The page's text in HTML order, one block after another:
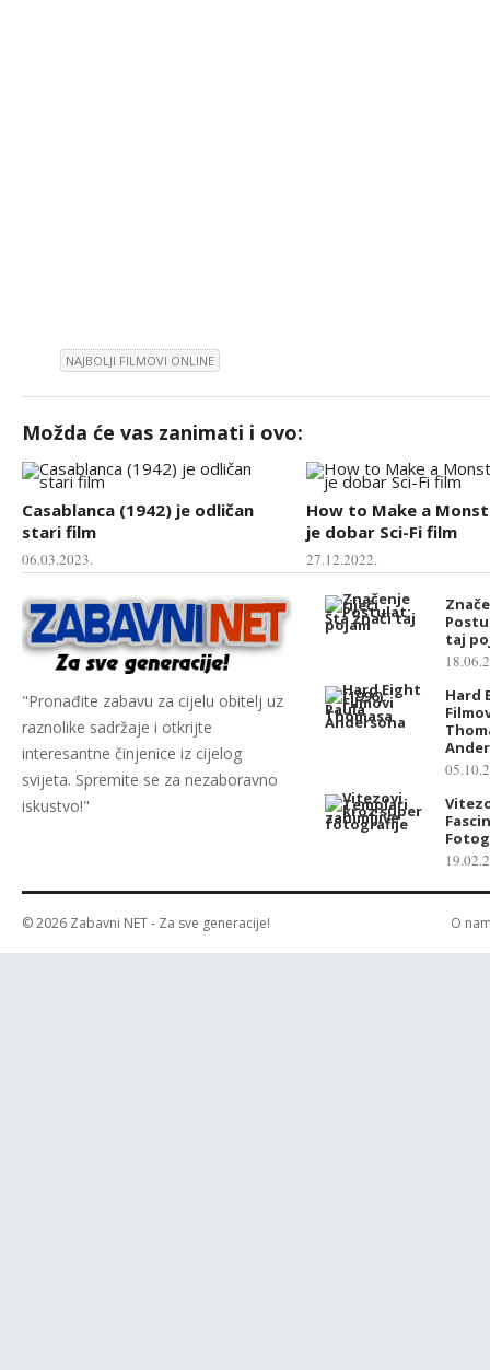
NAJBOLJI FILMOVI ONLINE
Možda će vas zanimati i ovo:
Casablanca (1942) je odličan
stari film
06.03.2023.
How to Make a
je dobar Sci-Fi film
27.12.2022.
"Pronađite zabavu za cijelu obitelj uz
raznolike sadržaje i otkrijte
interesantne činjenice iz cijelog
svijeta. Spremite se za nezaboravno
iskustvo!"
taj
Hard
© 2026 Zabavni NET- Za sve generacije! O